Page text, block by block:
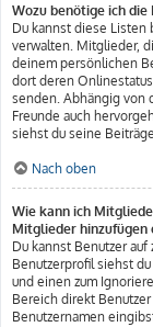
Wozu benötige ich
Du kannst diese Listen
verwalten. Mitglieder,
deinem persönlichen
dort deren
senden. Abhängig von
Freunde auch
siehst du seine
Nach oben
Wie kann ich
Mitglieder hinzufügen
Du kannst Benutzer
Benutzerprofil siehst
und einen zum
Bereich direkt
Benutzernamen